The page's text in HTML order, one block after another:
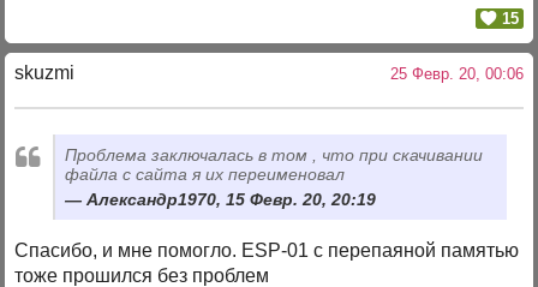
15
skuzmi 25 Февр. 20, 00:06
Проблема заключалась в том , что при скачивании
файла с сайта я их переименовал
Александр1970, 15 Февр. 20, 20:19
Спасибо, и мне помогло. ESP-01 с перепаяной памятью
тоже прошился без проблем